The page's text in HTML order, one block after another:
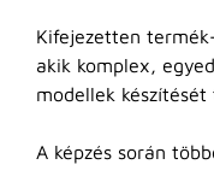
Kifejezetten
akik komplex,
modellek
A képzés során